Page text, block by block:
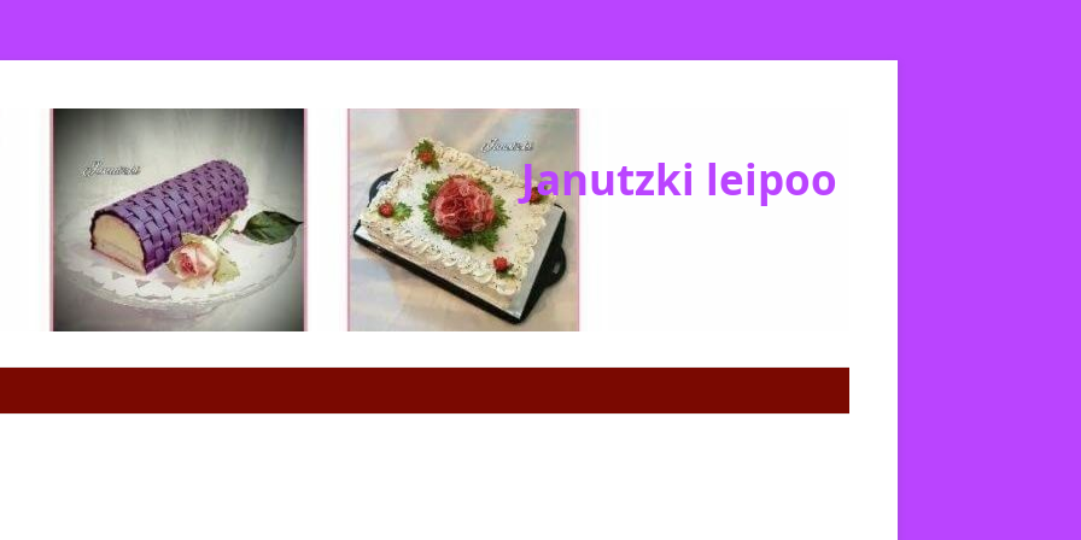
Janutzki leipoo